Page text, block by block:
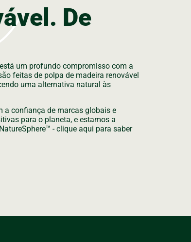
De
um profundo compromisso com a
feitas de polpa de madeira renovável
uma alternativa natural às
a confiança de marcas globais e
para o planeta, e estamos a
- clique aqui para saber